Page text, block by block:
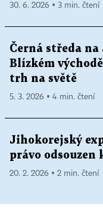
30. 6. 2026 ▪ 3 min. čtení
Černá středa
Blízkém
trh na světě
5. 3. 2026 ▪ 4 min. čtení
Jihokorejský
právo odsouzen
20. 2. 2026 ▪ 2 min. čtení